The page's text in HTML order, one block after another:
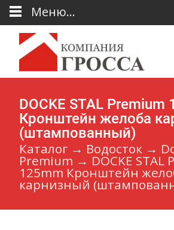
DOCKE STAL Premium
Кронштейн желоба
(штампованный)
Каталог → Водосток →
Premium → DOCKE STAL
125mm Кронштейн
карнизный
Меню...